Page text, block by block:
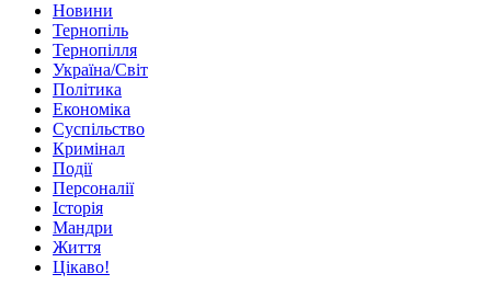
Новини
Тернопіль
Тернопілля
Україна/Світ
Політика
Економіка
Суспільство
Кримінал
Події
Персоналії
Історія
Мандри
Життя
Цікаво!